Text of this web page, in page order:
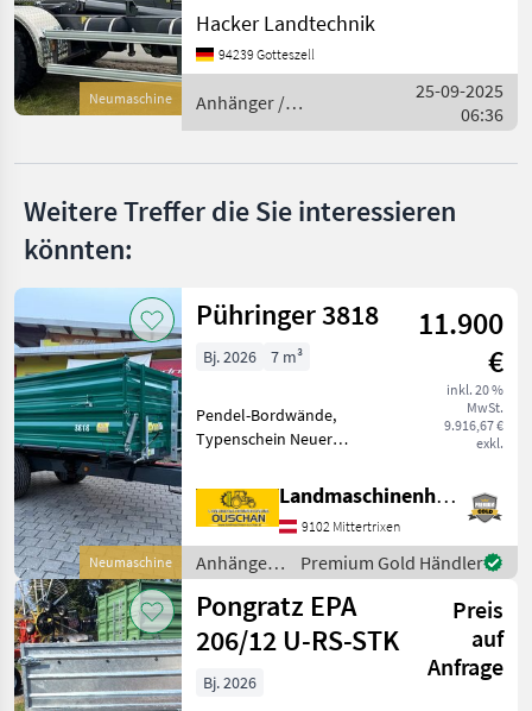
MARKTPLATZ
Marktplatz Händlerangebote Kleinanzeigen
Neumaschine
und vielseitiger Anhänger,
der speziell für
anspruchsvolle
Landwirtschaft und im
Lohnunt
Hacker Landtechnik
94239 Gotteszell
Anhänger /
Stronga
25-09-2025
06:36
Weitere Treffer die Sie interessieren
könnten:
Neumaschine
Pühringer 3818
11.900
€
inkl. 20 %
MwSt.
9.916,67 €
exkl.
Bj. 2026 7 m³
Pendel-Bordwände,
Typenschein Neuer
3818 - Eigengewicht 1480kg
- Nutzlast 6000kg -
Brückenmaße
3850x1820mm -
Pendelaufsatzwand - Gru
Landmaschinenhandel Ouschan Anton
9102 Mittertrixen
Anhänger /
Pühringer
Premium Gold Händler
Pongratz EPA
206/12 U-RS-STK
Preis
auf
Anfrage
Bj. 2026